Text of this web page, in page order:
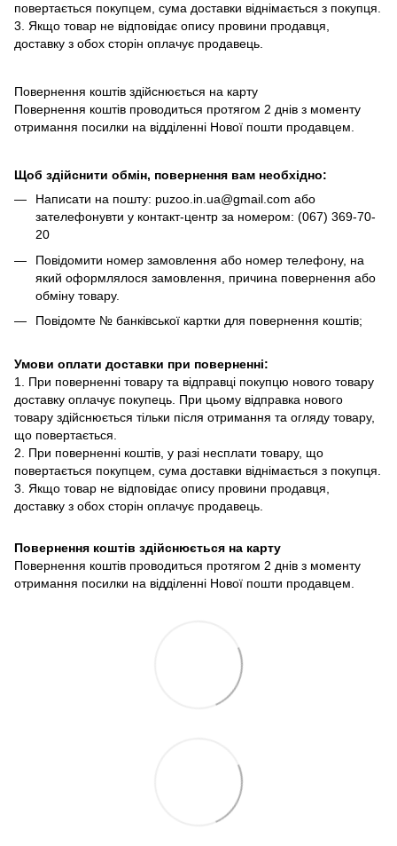
повертається покупцем, сума доставки віднімається з покупця.
3. Якщо товар не відповідає опису провини продавця,
доставку з обох сторін оплачує продавець.
Повернення коштів здійснюється на карту
Повернення коштів проводиться протягом 2 днів з моменту
отримання посилки на відділенні Нової пошти продавцем.
Щоб здійснити обмін, повернення вам необхідно:
Написати на пошту: puzoo.in.ua@gmail.com або
зателефонувти у контакт-центр за номером: (067) 369-70-
20
Повідомити номер замовлення або номер телефону, на
який оформлялося замовлення, причина повернення або
обміну товару.
Повідомте № банківської картки для повернення коштів;
Умови оплати доставки при поверненні:
1. При поверненні товару та відправці покупцю нового товару
доставку оплачує покупець. При цьому відправка нового
товару здійснюється тільки після отримання та огляду товару,
що повертається.
2. При поверненні коштів, у разі несплати товару, що
повертається покупцем, сума доставки віднімається з покупця.
3. Якщо товар не відповідає опису провини продавця,
доставку з обох сторін оплачує продавець.
Повернення коштів здійснюється на карту
Повернення коштів проводиться протягом 2 днів з моменту
отримання посилки на відділенні Нової пошти продавцем.